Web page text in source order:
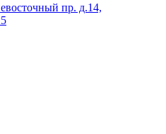
пр. д.14,